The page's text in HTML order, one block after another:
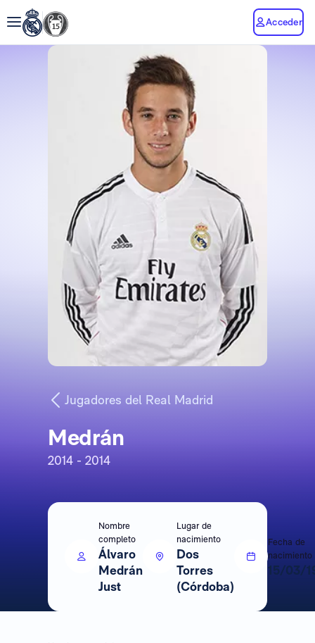
Acceder
Jugadores del Real Madrid
Medrán
2014 - 2014
Nombre
completo
Álvaro
Medrán
Just
Lugar de
nacimiento
Dos
Torres
(Córdoba)
Fecha de
nacimiento
15/03/